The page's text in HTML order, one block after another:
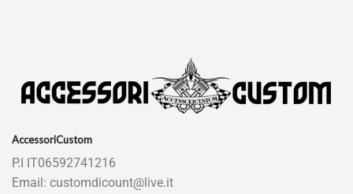
AccessoriCustom
P.I IT06592741216
Email: customdicount@live.it